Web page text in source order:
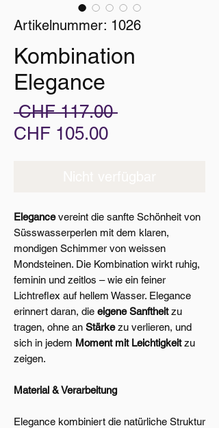
Artikelnummer: 1026
Kombination
Elegance
CHF 117.00 Standardpreis
CHF 105.00Sale-
Elegancevereint die sanfte Schönheit von
Süsswasserperlen mit dem klaren,
mondigen Schimmer von weissen
Mondsteinen. Die Kombination wirkt ruhig,
feminin und zeitlos – wie ein feiner
Lichtreflex auf hellem Wasser. Elegance
erinnert daran, die eigene Sanftheitzu
tragen, ohne an Stärkezu verlieren, und
sich in jedem Moment mit Leichtigkeitzu
zeigen.
Material & Verarbeitung
Elegance kombiniert die natürliche Struktur